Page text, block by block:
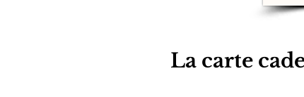
​La carte